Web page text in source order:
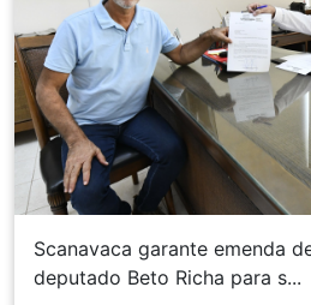
Scanavaca garante emenda
deputado Beto Richa para s...